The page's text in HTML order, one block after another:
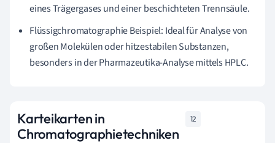
eines Trägergases und einer beschichteten Trennsäule.
Flüssigchromatographie Beispiel: Ideal für Analyse von
großen Molekülen oder hitzestabilen Substanzen,
besonders in der Pharmazeutika-Analyse mittels HPLC.
Karteikarten in
Chromatographietechniken
12